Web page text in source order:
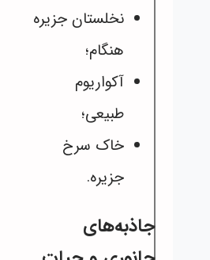
نخلستان جزیره
هنگام؛
آکواریوم
طبیعی؛
خاک سرخ
جزیره.
جاذبه‌های